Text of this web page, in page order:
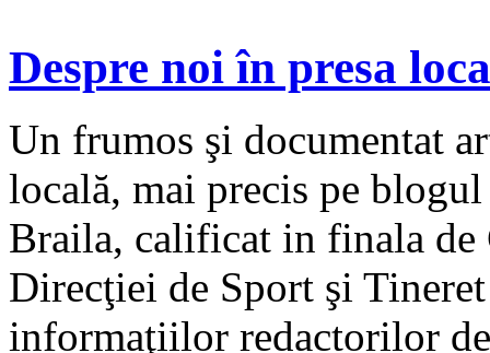
Despre noi în presa
Un frumos şi documentat
locală, mai precis pe
Braila, calificat in finala
Direcţiei de Sport şi
informaţiilor redactorilor